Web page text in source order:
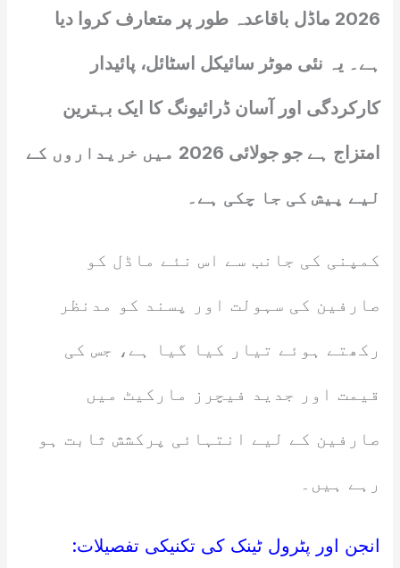
2026 ماڈل باقاعدہ طور پر متعارف کروا دیا
ہے۔ یہ نئی موٹر سائیکل اسٹائل، پائیدار
کارکردگی اور آسان ڈرائیونگ کا ایک بہترین
امتزاج ہے جو جولائی 2026 میں خریداروں کے
لیے پیش کی جا چکی ہے۔
کمپنی کی جانب سے اس نئے ماڈل کو
صارفین کی سہولت اور پسند کو مدنظر
رکھتے ہوئے تیار کیا گیا ہے، جس کی
قیمت اور جدید فیچرز مارکیٹ میں
صارفین کے لیے انتہائی پرکشش ثابت ہو
رہے ہیں۔
انجن اور پٹرول ٹینک کی تکنیکی تفصیلات: